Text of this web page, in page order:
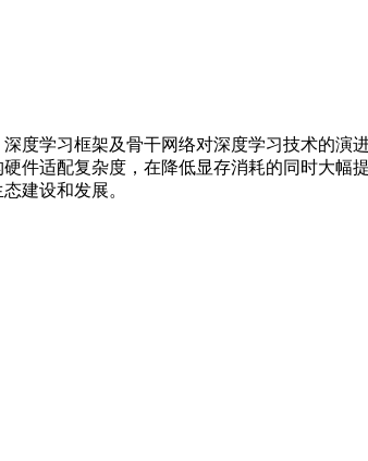
学习框架及骨干网络对深度学习技术的演
件适配复杂度，在降低显存消耗的同时大幅
建设和发展。